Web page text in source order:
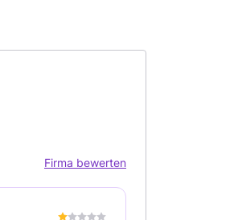
Firma bewerten